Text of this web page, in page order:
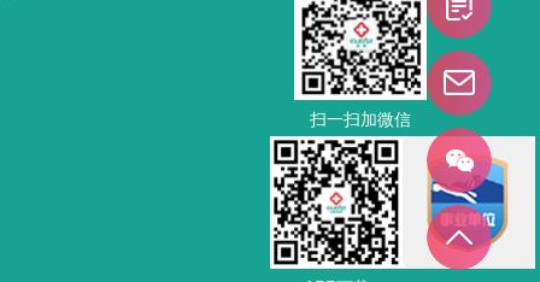
扫一扫加微信